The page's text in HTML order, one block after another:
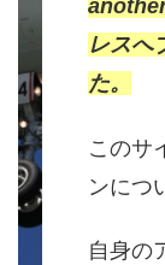
レスへ
た。
このサ
ンにつ
自身の